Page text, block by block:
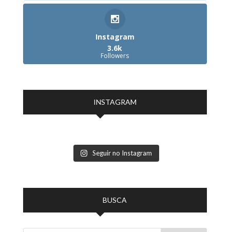
Instagram
3.6k
Followers
INSTAGRAM
Seguir no Instagram
BUSCA